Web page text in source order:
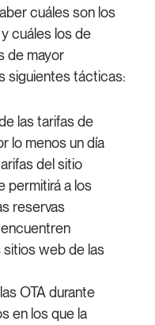
cuáles son los
cuáles los de
de mayor
siguientes tácticas:
las tarifas de
lo menos un día
del sitio
permitirá a los
reservas
sitios web de las
OTA durante
en los que la